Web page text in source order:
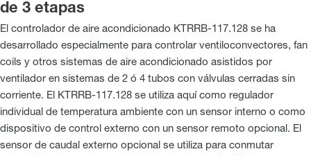
de 3 etapas
El controlador de aire acondicionado KTRRB-117.128 se ha
desarrollado especialmente para controlar ventiloconvectores, fan
coils y otros sistemas de aire acondicionado asistidos por
ventilador en sistemas de 2 ó 4 tubos con válvulas cerradas sin
corriente. El KTRRB-117.128 se utiliza aquí como regulador
individual de temperatura ambiente con un sensor interno o como
dispositivo de control externo con un sensor remoto opcional. El
sensor de caudal externo opcional se utiliza para conmutar